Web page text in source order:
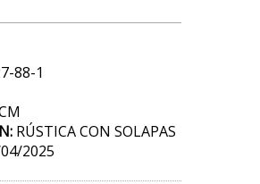
88-1
RÚSTICA CON SOLAPAS
2025